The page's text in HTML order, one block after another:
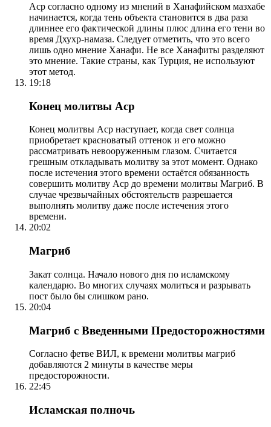
Аср согласно одному из мнений в Ханафийском мазхабе
начинается, когда тень объекта становится в два раза
длиннее его фактической длины плюс длина его тени во
время Дхухр-намаза. Следует отметить, что это всего
лишь одно мнение Ханафи. Не все Ханафиты разделяют
это мнение. Такие страны, как Турция, не используют
этот метод.
19:18
Конец молитвы Аср
Конец молитвы Аср наступает, когда свет солнца
приобретает красноватый оттенок и его можно
рассматривать невооруженным глазом. Считается
грешным откладывать молитву за этот момент. Однако
после истечения этого времени остаётся обязанность
совершить молитву Аср до времени молитвы Магриб. В
случае чрезвычайных обстоятельств разрешается
выполнять молитву даже после истечения этого
времени.
20:02
Магриб
Закат солнца. Начало нового дня по исламскому
календарю. Во многих случаях молиться и разрывать
пост было бы слишком рано.
20:04
Магриб с Введенными Предосторожностями
Согласно фетве ВИЛ, к времени молитвы магриб
добавляются 2 минуты в качестве меры
предосторожности.
22:45
Исламская полночь